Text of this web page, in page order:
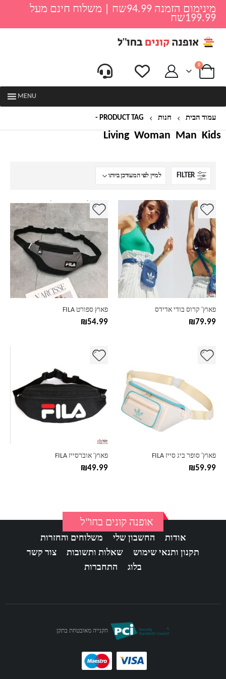
מינימום הזמנה 94.99שח | משלוח חינם מעל
199.99שח
0
MENU
עמוד הבית חנות PRODUCT TAG -
Kids
Man
Woman
Living
FILTER
פאוץ' קרוס בודי אדידס
₪79.99
למוצר
יש
מספר
סוגים.
ניתן
לבחור
את
האפשרויות
בעמוד
פאוץ ספורט FILA
₪54.99
למוצר
יש
מספר
סוגים.
ניתן
לבחור
האפשרויות
פאוץ' סופר ביג סייז FILA
₪59.99
למוצר
סוגים.
ניתן
לבחור
פאוץ' אוברסייז FILA
₪49.99
למוצר
מספר
סוגים.
ניתן
לבחור
האפשרויות
אופנה קונים בחו"ל
אודות החשבון שלי
משלוחים והחזרות
תקנון ותנאי שימוש
שאלות ותשובות
צור קשר
בלוג
התחברות
הקנייה מאובטחת בתקן